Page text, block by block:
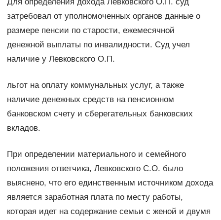
затребовал от уполномоченных органов данные о
размере пенсии по старости, ежемесячной
денежной выплаты по инвалидности. Суд учел
наличие у Левковского О.П.
льгот на оплату коммунальных услуг, а также
наличие денежных средств на пенсионном
банковском счету и сберегательных банковских
вкладов.
При определении материального и семейного
положения ответчика, Левковского С.О. было
выяснено, что его единственным источником дохода
является заработная плата по месту работы,
которая идет на содержание семьи с женой и двумя